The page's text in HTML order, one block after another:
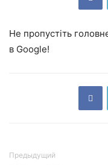
Не пропустіть
в Google!
Предыдущий